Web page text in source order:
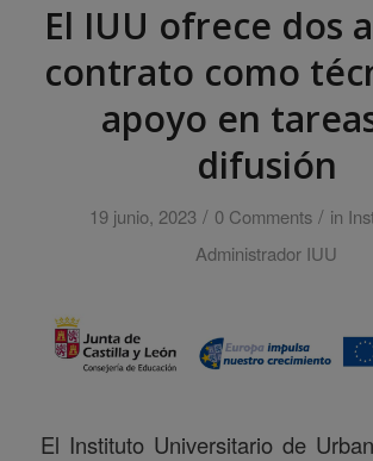
El IUU ofrece dos
contrato como
apoyo en
difusión
19 junio, 2023 / 0 Comments / in
Administrador IUU
El Instituto Universitario de